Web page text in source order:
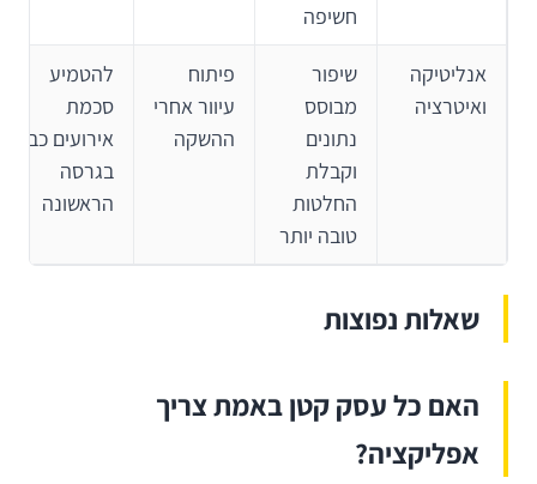
חשיפה
אנליטיקה
ואיטרציה
שיפור
מבוסס
נתונים
וקבלת
החלטות
טובה יותר
פיתוח
עיוור אחרי
ההשקה
להטמיע
סכמת
אירועים כבר
בגרסה
הראשונה
שאלות נפוצות
האם כל עסק קטן באמת צריך
אפליקציה?